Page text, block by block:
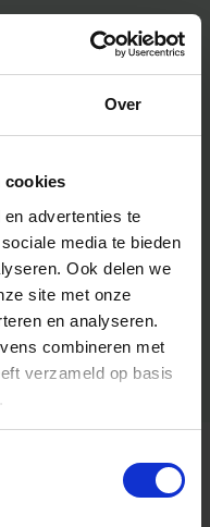
Over
cookies
advertenties te
media te bieden
Ook delen we
site met onze
en analyseren.
combineren met
verzameld op basis